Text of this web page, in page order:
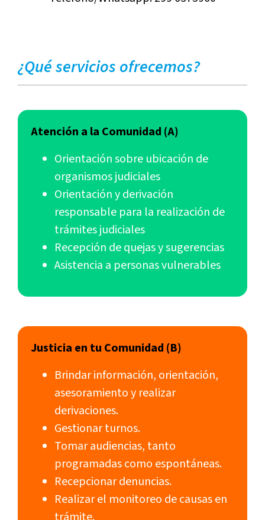
¿Qué servicios ofrecemos?
Atención a la Comunidad (A)
Orientación sobre ubicación de
organismos judiciales
Orientación y derivación
responsable para la realización de
trámites judiciales
Recepción de quejas y sugerencias
Asistencia a personas vulnerables
Justicia en tu Comunidad (B)
Brindar información, orientación,
asesoramiento y realizar
derivaciones.
Gestionar turnos.
Tomar audiencias, tanto
programadas como espontáneas.
Recepcionar denuncias.
Realizar el monitoreo de causas en